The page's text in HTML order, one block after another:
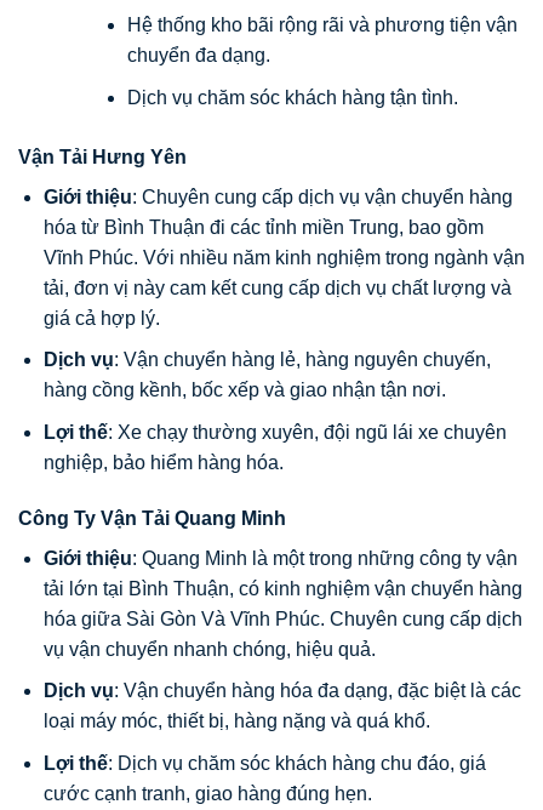
Hệ thống kho bãi rộng rãi và phương tiện vận
chuyển đa dạng.
Dịch vụ chăm sóc khách hàng tận tình.
Vận Tải Hưng Yên
Giới thiệu: Chuyên cung cấp dịch vụ vận chuyển hàng
hóa từ Bình Thuận đi các tỉnh miền Trung, bao gồm
Vĩnh Phúc. Với nhiều năm kinh nghiệm trong ngành vận
tải, đơn vị này cam kết cung cấp dịch vụ chất lượng và
giá cả hợp lý.
Dịch vụ: Vận chuyển hàng lẻ, hàng nguyên chuyến,
hàng cồng kềnh, bốc xếp và giao nhận tận nơi.
Lợi thế: Xe chạy thường xuyên, đội ngũ lái xe chuyên
nghiệp, bảo hiểm hàng hóa.
Công Ty Vận Tải Quang Minh
Giới thiệu: Quang Minh là một trong những công ty vận
tải lớn tại Bình Thuận, có kinh nghiệm vận chuyển hàng
hóa giữa Sài Gòn Và Vĩnh Phúc. Chuyên cung cấp dịch
vụ vận chuyển nhanh chóng, hiệu quả.
Dịch vụ: Vận chuyển hàng hóa đa dạng, đặc biệt là các
loại máy móc, thiết bị, hàng nặng và quá khổ.
Lợi thế: Dịch vụ chăm sóc khách hàng chu đáo, giá
cước cạnh tranh, giao hàng đúng hẹn.